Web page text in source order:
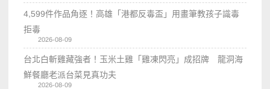
4,599件作品角逐！高雄「港都反毒盃」用畫筆教孩子識毒
拒毒
2026-08-09
台北白斬雞藏強者！玉米土雞「雞凍閃亮」成招牌 龍洞海
鮮餐廳老派台菜見真功夫
2026-08-09